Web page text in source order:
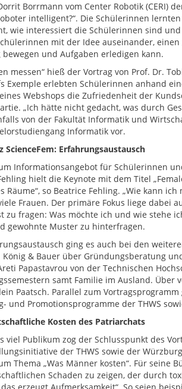
Borrmann vom Center Robotik (CERI)
intelligent?“. Die Schülerinnen
wie interessiert die Schülerinnen sind und
mit der Idee auseinander,
bewegen und Aufgaben erledigen kann.
messen“ hieß der Vortrag von Prof. Dr.
Exemple erlebten Schülerinnen anhand
Webshops die Zufriedenheit der
„Ich hätte nicht gedacht, was durch
von der Fakultät Informatik und
Informatik vor.
ScienceFem: Erfahrungsaustausch
Informationsangebot für Schülerinnen
hielt die Keynote mit dem Titel
Räume“, so Beatrice Fehling. „Wie kann
Frauen. Der primäre Fokus liege dabei
zu fragen: Was möchte ich und wie stehe
gewohnte Muster zu hinterfragen.
ging es auch bei den
König & Bauer über Gründungsberatung
Papastavrou von der Technischen
samt Familie im Ausland. Über
Paatsch. Parallel zum
und Promotionsprogramme der THWS
Kosten des Patriarchats
viel Publikum zog der Schlusspunkt des
der THWS sowie der
Thema „Was Männer kosten“. Für
Schaden zu zeigen, der durch